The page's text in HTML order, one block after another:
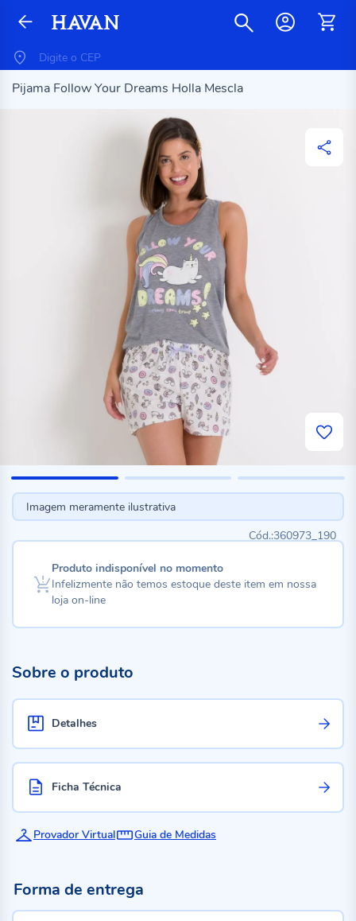
Pijama Follow Your Dreams Holla Mescla
Imagem meramente ilustrativa
360973_190
Produto indisponível no momento
Infelizmente não temos estoque deste item em nossa
loja on-line
Sobre o produto
Detalhes
Ficha Técnica
Provador Virtual Guia de Medidas
Forma de entrega